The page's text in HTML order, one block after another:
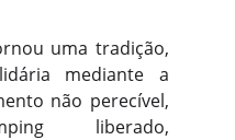
uma tradição,
mediante a
não perecível,
liberado,